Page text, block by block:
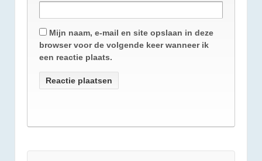
Mijn naam, e-mail en site opslaan in deze
browser voor de volgende keer wanneer ik
een reactie plaats.